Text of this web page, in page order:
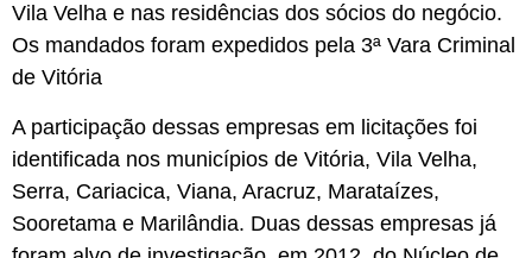
Vila Velha e nas residências dos sócios do negócio.
Os mandados foram expedidos pela 3ª Vara Criminal
de Vitória
A participação dessas empresas em licitações foi
identificada nos municípios de Vitória, Vila Velha,
Serra, Cariacica, Viana, Aracruz, Marataízes,
Sooretama e Marilândia. Duas dessas empresas já